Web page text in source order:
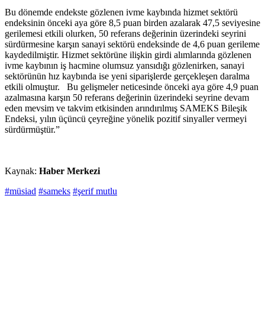
Bu dönemde endekste gözlenen ivme kaybında hizmet sektörü
endeksinin önceki aya göre 8,5 puan birden azalarak 47,5 seviyesine
gerilemesi etkili olurken, 50 referans değerinin üzerindeki seyrini
sürdürmesine karşın sanayi sektörü endeksinde de 4,6 puan gerileme
kaydedilmiştir. Hizmet sektörüne ilişkin girdi alımlarında gözlenen
ivme kaybının iş hacmine olumsuz yansıdığı gözlenirken, sanayi
sektörünün hız kaybında ise yeni siparişlerde gerçekleşen daralma
etkili olmuştur. Bu gelişmeler neticesinde önceki aya göre 4,9 puan
azalmasına karşın 50 referans değerinin üzerindeki seyrine devam
eden mevsim ve takvim etkisinden arındırılmış SAMEKS Bileşik
Endeksi, yılın üçüncü çeyreğine yönelik pozitif sinyaller vermeyi
sürdürmüştür.”
Kaynak: Haber Merkezi
#müsiad #sameks #şerif mutlu